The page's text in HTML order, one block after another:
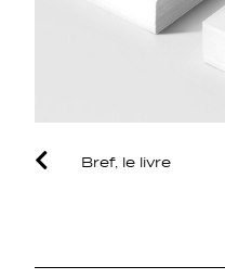
Bref, le livre